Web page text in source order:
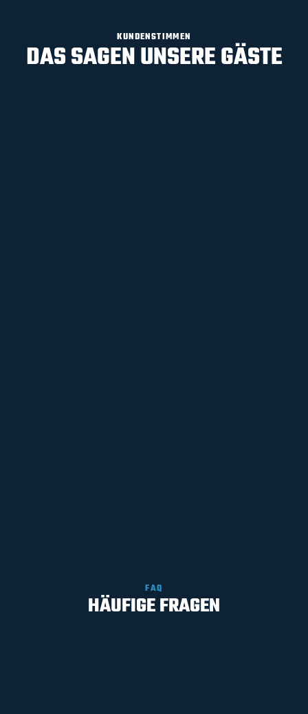
KUNDENSTIMMEN
DAS SAGEN UNSERE GÄSTE
FAQ
HÄUFIGE FRAGEN